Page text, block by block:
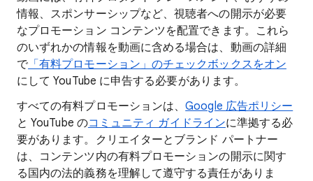
情報、スポンサーシップなど、視聴者への開示が必要
なプロモーション コンテンツを配置できます。これら
のいずれかの情報を動画に含める場合は、動画の詳細
で 「有料プロモーション」のチェックボックスをオン
にして YouTube に申告する必要があります。
すべての有料プロモーションは、Google 広告ポリシー
と YouTube のコミュニティ ガイドラインに準拠する必
要があります。クリエイターとブランド パートナー
は、コンテンツ内の有料プロモーションの開示に関す
る国内の法的義務を理解して遵守する責任がありま